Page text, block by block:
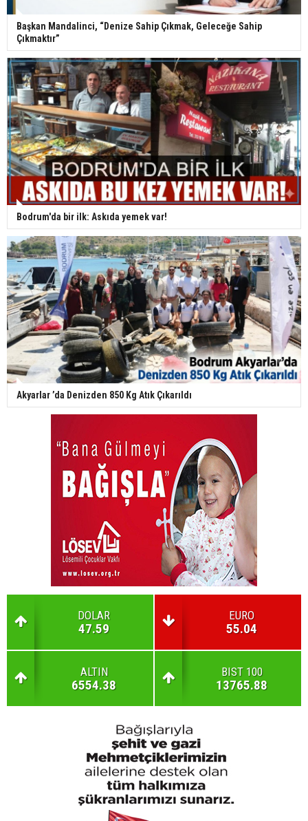
Başkan Mandalinci, “Denize Sahip Çıkmak, Geleceğe Sahip
Çıkmaktır”
Bodrum'da bir ilk: Askıda yemek var!
Akyarlar ’da Denizden 850 Kg Atık Çıkarıldı
DOLAR
47.59
EURO
55.04
ALTIN
6554.38
BIST 100
13765.88